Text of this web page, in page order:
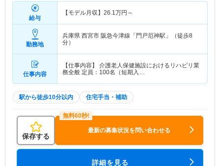
給与
【モデル月収】 26.1万円～
勤務地
兵庫県 西宮市 阪急今津線「門戸厄神駅」（徒歩8
分）
仕事内容
【仕事内容】 介護老人保健施設におけるリハビリ業
務全般 定員：100名（短期入…
駅から徒歩10分以内 住宅手当・補助
保存する
最新の募集状況を問い合わせる
詳細を見る